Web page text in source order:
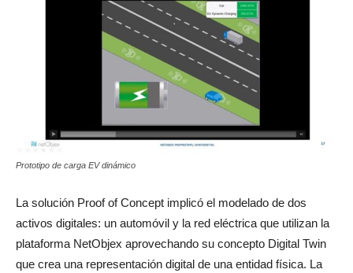
Prototipo de carga EV dinámico
La solución Proof of Concept implicó el modelado de dos
activos digitales: un automóvil y la red eléctrica que utilizan la
plataforma NetObjex aprovechando su concepto Digital Twin
que crea una representación digital de una entidad física. La